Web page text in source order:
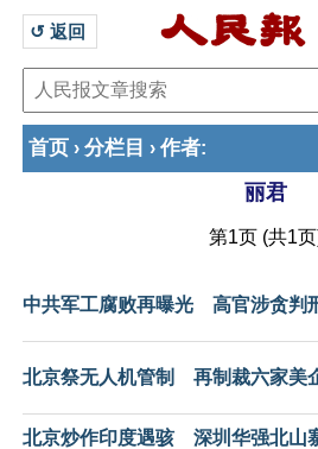
↺ 返回
首页 › 分栏目 › 作者:
丽君
第1页 (共1
中共军工腐败再曝光 高官涉贪判
北京祭无人机管制 再制裁六家美
北京炒作印度遇骇 深圳华强北山